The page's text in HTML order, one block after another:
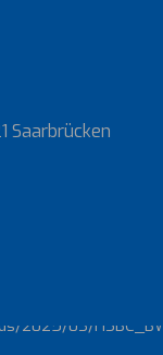
Saarbrücken